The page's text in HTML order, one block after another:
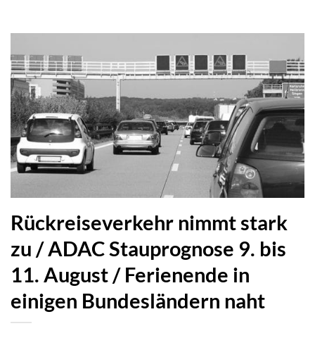
Rückreiseverkehr nimmt stark
zu / ADAC Stauprognose 9. bis
11. August / Ferienende in
einigen Bundesländern naht